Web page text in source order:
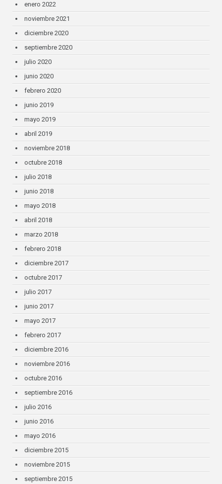
enero 2022
noviembre 2021
diciembre 2020
septiembre 2020
julio 2020
junio 2020
febrero 2020
junio 2019
mayo 2019
abril 2019
noviembre 2018
octubre 2018
julio 2018
junio 2018
mayo 2018
abril 2018
marzo 2018
febrero 2018
diciembre 2017
octubre 2017
julio 2017
junio 2017
mayo 2017
febrero 2017
diciembre 2016
noviembre 2016
octubre 2016
septiembre 2016
julio 2016
junio 2016
mayo 2016
diciembre 2015
noviembre 2015
septiembre 2015